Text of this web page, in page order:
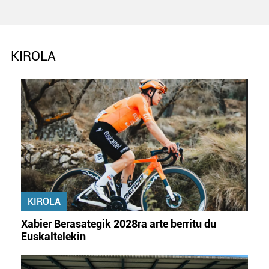
KIROLA
KIROLA
Xabier Berasategik 2028ra arte berritu du
Euskaltelekin